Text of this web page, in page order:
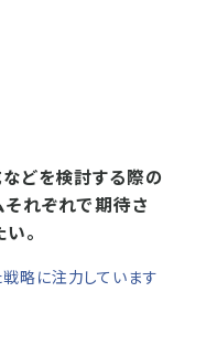
どを検討する際の
それぞれで期待さ
。
戦略に注力しています